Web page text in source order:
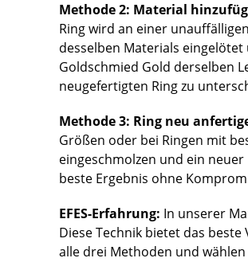
Methode 2: Material
Ring wird an einer
desselben Materials
Goldschmied Gold derselben
neugefertigten Ring zu
Methode 3: Ring neu
Größen oder bei Ringen mit
eingeschmolzen und ein
beste Ergebnis ohne
EFES-Erfahrung: In unserer
Diese Technik bietet das
alle drei Methoden und